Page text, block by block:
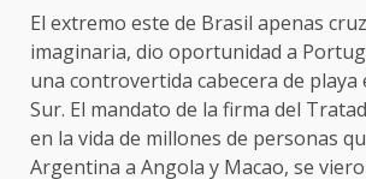
El extremo este de Brasil apenas
imaginaria, dio oportunidad a
una controvertida cabecera de playa
Sur. El mandato de la firma del
en la vida de millones de personas
Argentina a Angola y Macao, se